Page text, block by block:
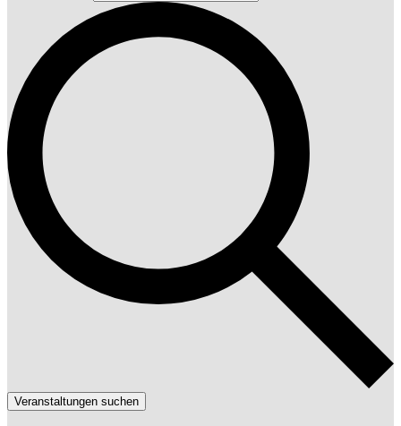
Veranstaltungen suchen